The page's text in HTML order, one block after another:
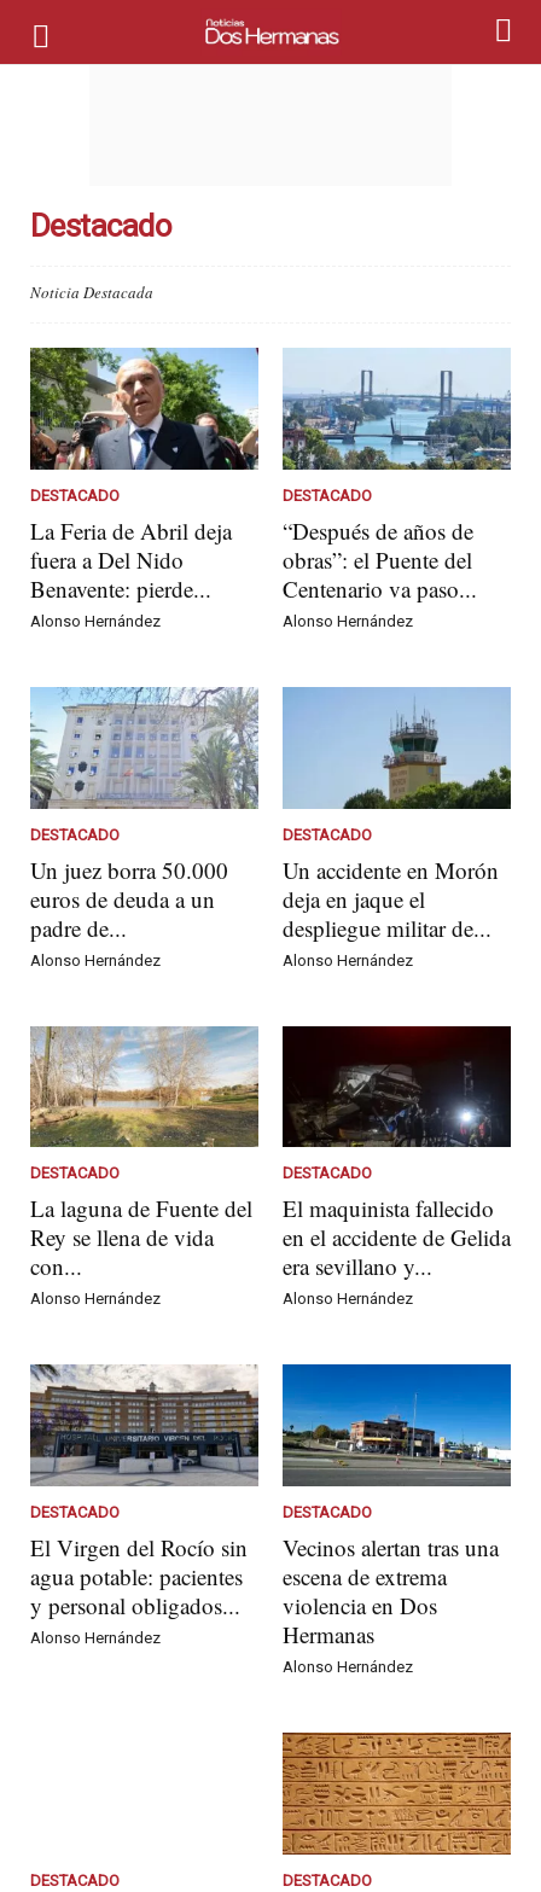
Destacado
Noticia Destacada
DESTACADO
La Feria de Abril deja
fuera a Del Nido
Benavente: pierde...
Alonso Hernández
DESTACADO
“Después de años de
obras”: el Puente del
Centenario va paso...
Alonso Hernández
DESTACADO
Un juez borra 50.000
euros de deuda a un
padre de...
Alonso Hernández
DESTACADO
Un accidente en Morón
deja en jaque el
despliegue militar de...
Alonso Hernández
DESTACADO
La laguna de Fuente del
Rey se llena de vida
con...
Alonso Hernández
DESTACADO
El maquinista fallecido
en el accidente de Gelida
era sevillano y...
Alonso Hernández
DESTACADO
El Virgen del Rocío sin
agua potable: pacientes
y personal obligados...
Alonso Hernández
DESTACADO
Vecinos alertan tras una
escena de extrema
violencia en Dos
Hermanas
Alonso Hernández
DESTACADO DESTACADO